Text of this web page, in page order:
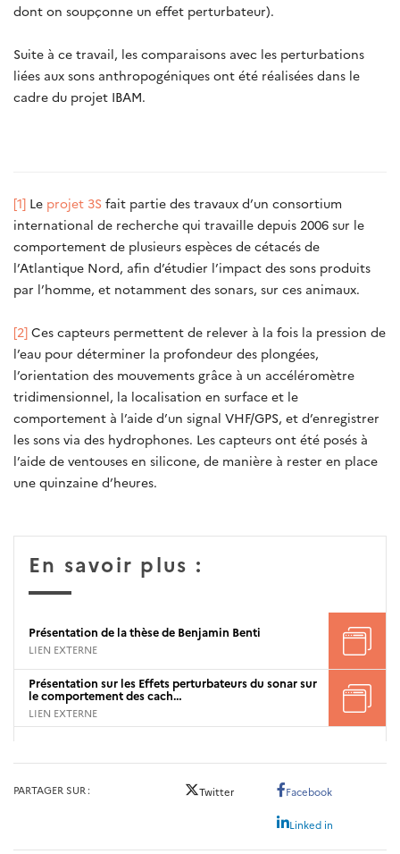
dont on soupçonne un effet perturbateur).
Suite à ce travail, les comparaisons avec les perturbations
liées aux sons anthropogéniques ont été réalisées dans le
cadre du projet IBAM.
[1] Le projet 3S fait partie des travaux d’un consortium
international de recherche qui travaille depuis 2006 sur le
comportement de plusieurs espèces de cétacés de
l’Atlantique Nord, afin d’étudier l’impact des sons produits
par l’homme, et notamment des sonars, sur ces animaux.
[2] Ces capteurs permettent de relever à la fois la pression de
l’eau pour déterminer la profondeur des plongées,
l’orientation des mouvements grâce à un accéléromètre
tridimensionnel, la localisation en surface et le
comportement à l’aide d’un signal VHF/GPS, et d’enregistrer
les sons via des hydrophones. Les capteurs ont été posés à
l’aide de ventouses en silicone, de manière à rester en place
une quinzaine d’heures.
En savoir plus :
Présentation de la thèse de Benjamin Benti
LIEN EXTERNE
Présentation sur les Effets perturbateurs du sonar sur
le comportement des cach…
LIEN EXTERNE
PARTAGER SUR Twitter Facebook
Linked in